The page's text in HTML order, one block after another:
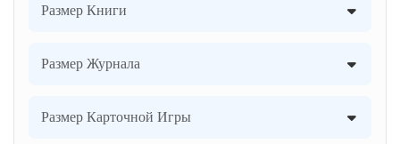
Размер Книги
Размер Журнала
Размер Карточной Игры